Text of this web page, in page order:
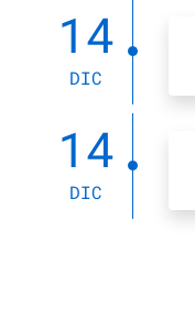
14
DIC
14
DIC